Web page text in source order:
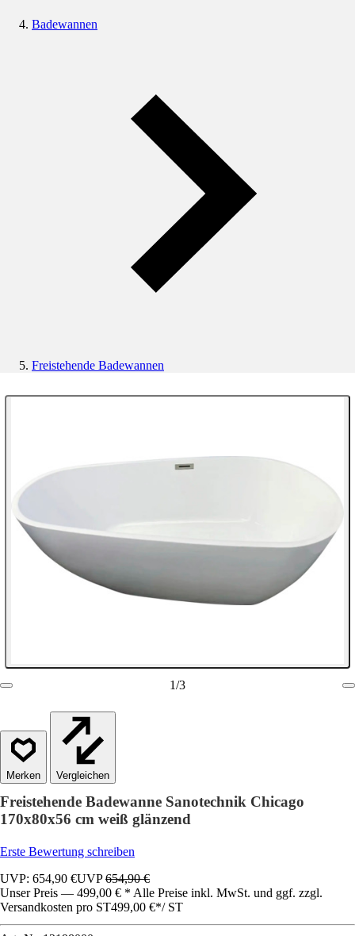
Badewannen
Freistehende Badewannen
1/3
Vergleichen
Freistehende Badewanne Sanotechnik Chicago
170x80x56 cm weiß glänzend
Erste Bewertung schreiben
UVP: 654,90 €UVP654,90 €
Unser Preis — 499,00 € * Alle Preise inkl. MwSt. und ggf. zzgl.
Versandkosten pro ST499,00 €*/ ST